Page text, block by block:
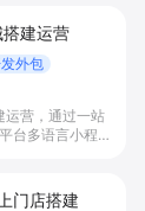
，实现线上生意
建运营
外包
运营，通过一站
台多语言小程序
绩增长。
门店搭建